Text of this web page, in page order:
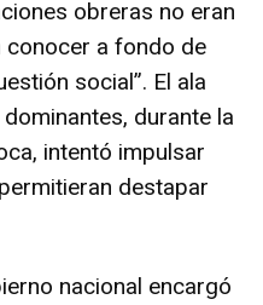
obreras no eran
conocer a fondo de
social”. El ala
durante la
intentó impulsar
destapar
nacional encargó